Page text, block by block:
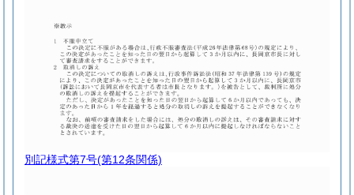
別記様式第7号(第12条関係)